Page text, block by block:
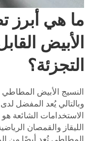
ما هي أبرز
الأبيض
التجزئة؟
النسيج الأبيض المطاطي
وبالتالي يُعد المفضل
الاستخدامات الشائعة
الليقاز والقمصان